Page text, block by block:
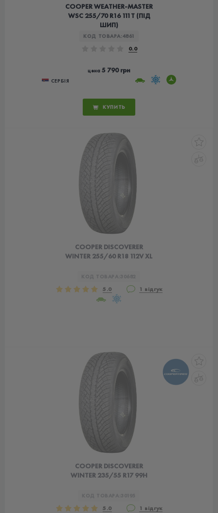
COOPER WEATHER-MASTER
WSC 255/70 R16 111T (ПІД
ШИП)
КОД ТОВАРА:4861
0.0
цена 5 790 грн
СЕРБІЯ
КУПИТЬ
COOPER DISCOVERER
WINTER 255/60 R18 112V XL
5.0 1 відгук
COOPER DISCOVERER
WINTER 235/55 R17 99H
5.0 1 відгук